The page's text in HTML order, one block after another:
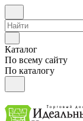
Каталог
По всему сайту
По каталогу